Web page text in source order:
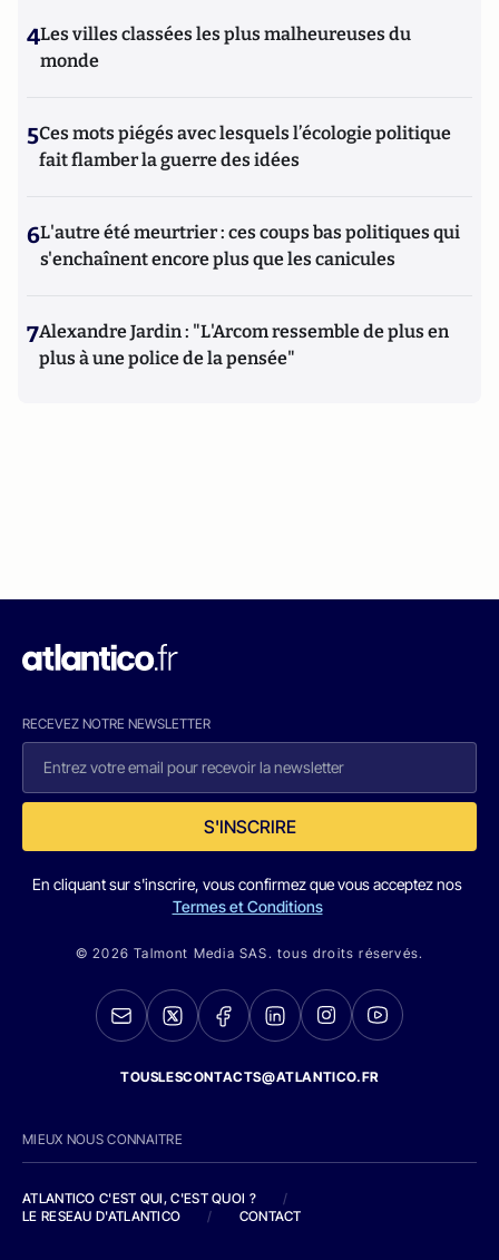
4Les villes classées les plus malheureuses du
monde
5Ces mots piégés avec lesquels l’écologie politique
fait flamber la guerre des idées
6L'autre été meurtrier : ces coups bas politiques qui
s'enchaînent encore plus que les canicules
7Alexandre Jardin : "L'Arcom ressemble de plus en
plus à une police de la pensée"
RECEVEZ NOTRE NEWSLETTER
S'INSCRIRE
En cliquant sur s'inscrire, vous confirmez que vous acceptez nos
Termes et Conditions
© 2026 Talmont Media SAS. tous droits réservés.
TOUSLESCONTACTS@ATLANTICO.FR
MIEUX NOUS CONNAITRE
ATLANTICO C'EST QUI, C'EST QUOI ?
/
LE RESEAU D'ATLANTICO
/ CONTACT